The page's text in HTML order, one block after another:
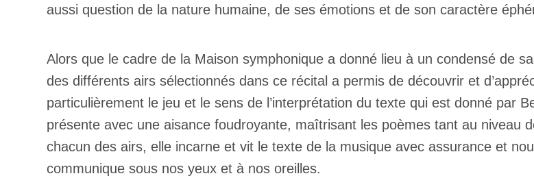
aussi question de la nature humaine, de ses émotions et de son caractère
Alors que le cadre de la Maison symphonique a donné lieu à un condensé de
des différents airs sélectionnés dans ce récital a permis de découvrir et
particulièrement le jeu et le sens de l’interprétation du texte qui est donné par
présente avec une aisance foudroyante, maîtrisant les poèmes tant au niveau
chacun des airs, elle incarne et vit le texte de la musique avec assurance et
communique sous nos yeux et à nos oreilles.